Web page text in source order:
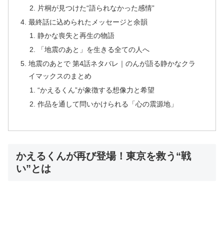
片桐が見つけた“語られなかった感情”
最終話に込められたメッセージと余韻
静かな喪失と再生の物語
「地震のあと」を生きる全ての人へ
地震のあとで 第4話ネタバレ｜のんが語る静かなクラ
イマックスのまとめ
“かえるくん”が象徴する想像力と希望
作品を通して問いかけられる「心の震源地」
かえるくんが再び登場！東京を救う“戦
い”とは